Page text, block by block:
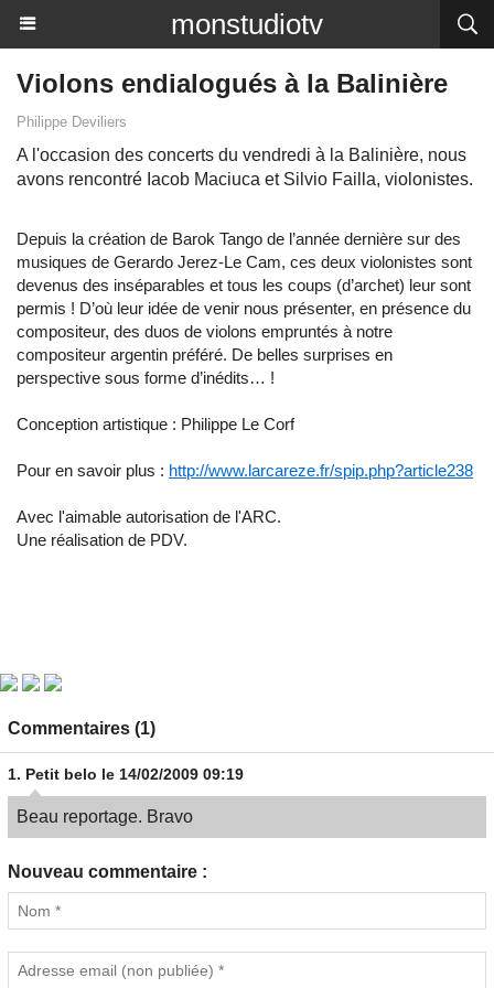
monstudiotv
Violons endialogués à la Balinière
Philippe Deviliers
A l'occasion des concerts du vendredi à la Balinière, nous
avons rencontré Iacob Maciuca et Silvio Failla, violonistes.
Depuis la création de Barok Tango de l’année dernière sur des
musiques de Gerardo Jerez-Le Cam, ces deux violonistes sont
devenus des inséparables et tous les coups (d’archet) leur sont
permis ! D’où leur idée de venir nous présenter, en présence du
compositeur, des duos de violons empruntés à notre
compositeur argentin préféré. De belles surprises en
perspective sous forme d’inédits… !
Conception artistique : Philippe Le Corf
Pour en savoir plus : http://www.larcareze.fr/spip.php?article238
Avec l'aimable autorisation de l'ARC.
Une réalisation de PDV.
Commentaires (1)
1. Petit belo le 14/02/2009 09:19
Beau reportage. Bravo
Nouveau commentaire :